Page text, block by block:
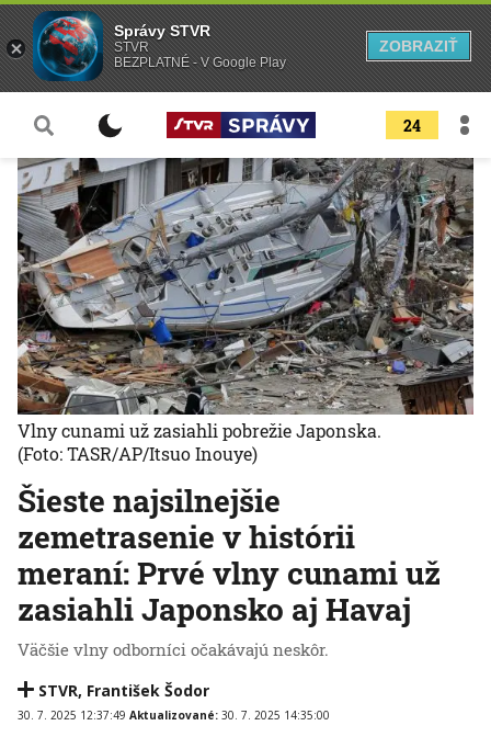
24
Šieste najsilnejšie
zemetrasenie v histórii
meraní: Prvé vlny cunami už
zasiahli Japonsko aj Havaj
Väčšie vlny odborníci očakávajú neskôr.
STVR, František Šodor
30. 7. 2025 12:37:49 Aktualizované: 30. 7. 2025 14:35:00
Vlny cunami už zasiahli pobrežie Japonska.
(Foto: TASR/AP/Itsuo Inouye)
Správy STVR
STVR
BEZPLATNÉ - V Google Play
ZOBRAZIŤ